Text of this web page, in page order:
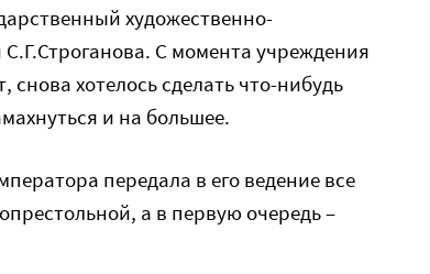
художественно-
С момента учреждения
хотелось сделать что-нибудь
и на большее.
передала в его ведение все
а в первую очередь –